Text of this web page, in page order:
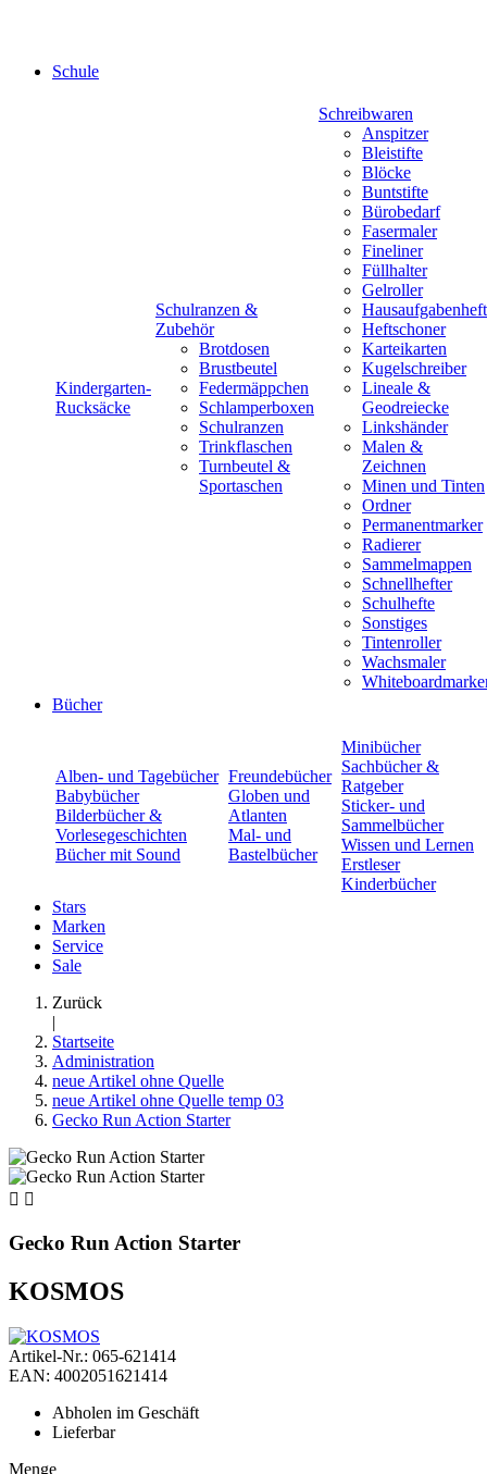
Schule
Kindergarten-
Rucksäcke
Schulranzen &
Zubehör
Brotdosen
Brustbeutel
Federmäppchen
Schlamperboxen
Schulranzen
Trinkflaschen
Turnbeutel &
Sportaschen
Schreibwaren
Anspitzer
Bleistifte
Blöcke
Buntstifte
Bürobedarf
Fasermaler
Fineliner
Füllhalter
Gelroller
Hausaufgabenheft
Heftschoner
Karteikarten
Kugelschreiber
Lineale &
Geodreiecke
Linkshänder
Malen &
Zeichnen
Minen und Tinten
Ordner
Permanentmarker
Radierer
Sammelmappen
Schnellhefter
Schulhefte
Sonstiges
Tintenroller
Wachsmaler
Bücher
Alben- und Tagebücher
Babybücher
Bilderbücher &
Vorlesegeschichten
Bücher mit Sound
Freundebücher
Globen und
Atlanten
Mal- und
Bastelbücher
Minibücher
Sachbücher &
Ratgeber
Sticker- und
Sammelbücher
Wissen und Lernen
Erstleser
Kinderbücher
Stars
Marken
Service
Sale
Zurück
|
Startseite
Administration
neue Artikel ohne Quelle
neue Artikel ohne Quelle temp 03
Gecko Run Action Starter
 
Gecko Run Action Starter
KOSMOS
Artikel-Nr.: 065-621414
EAN: 4002051621414
Abholen im Geschäft
Lieferbar
Menge